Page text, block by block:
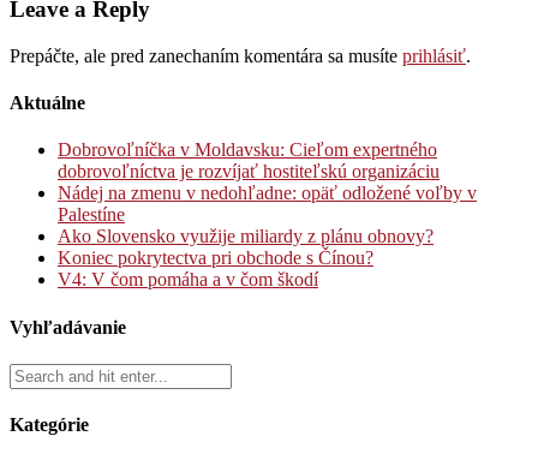
Leave a Reply
Prepáčte, ale pred zanechaním komentára sa musíte prihlásiť.
Aktuálne
Dobrovoľníčka v Moldavsku: Cieľom expertného
dobrovoľníctva je rozvíjať hostiteľskú organizáciu
Nádej na zmenu v nedohľadne: opäť odložené voľby v
Palestíne
Ako Slovensko využije miliardy z plánu obnovy?
Koniec pokrytectva pri obchode s Čínou?
V4: V čom pomáha a v čom škodí
Vyhľadávanie
Kategórie